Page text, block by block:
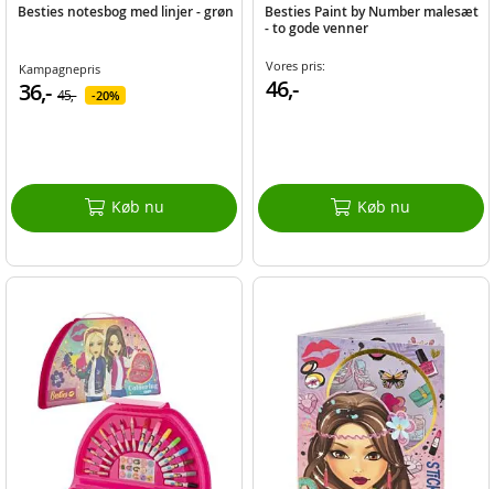
Besties notesbog med linjer - grøn
Kampagnepris
36,- 45,- 20%
Køb nu
Besties Paint by Number malesæt
- to gode venner
Vores pris:
46,-
Køb nu